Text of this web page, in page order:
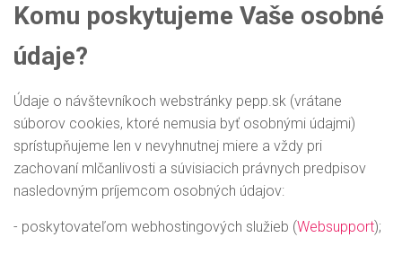
Komu poskytujeme Vaše osobné
údaje?
Údaje o návštevníkoch webstránky pepp.sk (vrátane
súborov cookies, ktoré nemusia byť osobnými údajmi)
sprístupňujeme len v nevyhnutnej miere a vždy pri
zachovaní mlčanlivosti a súvisiacich právnych predpisov
nasledovným príjemcom osobných údajov:
- poskytovateľom webhostingových služieb (Websupport);